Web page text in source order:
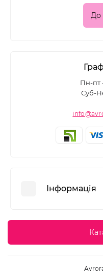
До
Пн-пт
Суб-
Інформація
Угода користувача
Повернення товару